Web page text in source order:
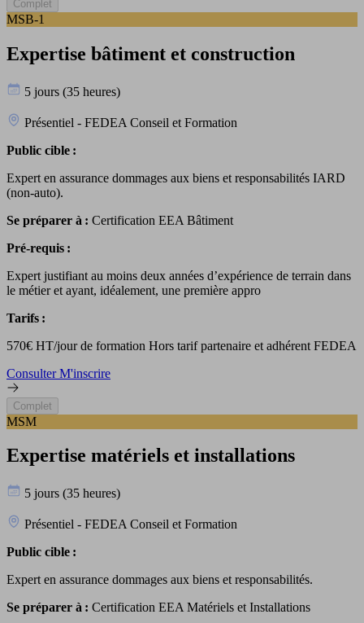
Complet
MSB-1
Expertise bâtiment et construction
5 jours (35 heures)
Présentiel - FEDEA Conseil et Formation
Public cible :
Expert en assurance dommages aux biens et responsabilités IARD
(non-auto).
Se préparer à : Certification EEA Bâtiment
Pré-requis :
Expert justifiant au moins deux années d’expérience de terrain dans
le métier et ayant, idéalement, une première appro
Tarifs :
570€ HT/jour de formation Hors tarif partenaire et adhérent FEDEA
ConsulterM'inscrire
Complet
MSM
Expertise matériels et installations
5 jours (35 heures)
Présentiel - FEDEA Conseil et Formation
Public cible :
Expert en assurance dommages aux biens et responsabilités.
Se préparer à : Certification EEA Matériels et Installations